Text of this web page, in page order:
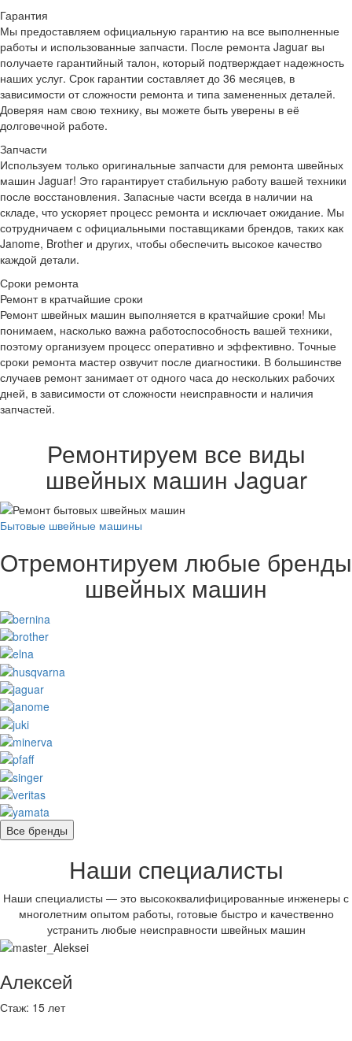
Гарантия
Мы предоставляем официальную гарантию на все выполненные
работы и использованные запчасти. После ремонта Jaguar вы
получаете гарантийный талон, который подтверждает надежность
наших услуг. Срок гарантии составляет до 36 месяцев, в
зависимости от сложности ремонта и типа замененных деталей.
Доверяя нам свою технику, вы можете быть уверены в её
долговечной работе.
Запчасти
Используем только оригинальные запчасти для ремонта швейных
машин Jaguar! Это гарантирует стабильную работу вашей техники
после восстановления. Запасные части всегда в наличии на
складе, что ускоряет процесс ремонта и исключает ожидание. Мы
сотрудничаем с официальными поставщиками брендов, таких как
Janome, Brother и других, чтобы обеспечить высокое качество
каждой детали.
Сроки ремонта
Ремонт в кратчайшие сроки
Ремонт швейных машин выполняется в кратчайшие сроки! Мы
понимаем, насколько важна работоспособность вашей техники,
поэтому организуем процесс оперативно и эффективно. Точные
сроки ремонта мастер озвучит после диагностики. В большинстве
случаев ремонт занимает от одного часа до нескольких рабочих
дней, в зависимости от сложности неисправности и наличия
запчастей.
Ремонтируем все виды
швейных машин Jaguar
Бытовые швейные машины
Отремонтируем любые бренды
швейных машин
Все бренды
Наши специалисты
Наши специалисты — это высококвалифицированные инженеры с
многолетним опытом работы, готовые быстро и качественно
устранить любые неисправности швейных машин
Алексей
Стаж: 15 лет